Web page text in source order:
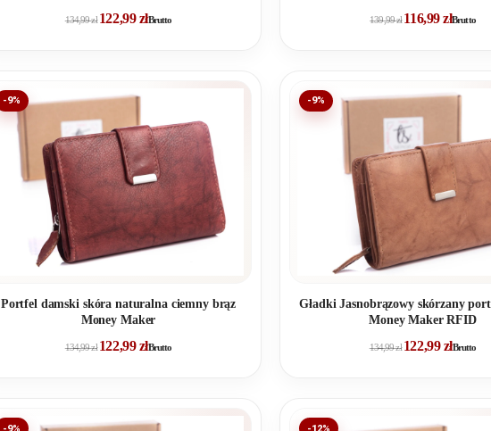
134,99zł 122,99złBrutto 139,99zł 116,99złBrutto
-9%
Portfel damski skóra naturalna ciemny brąz
Money Maker
134,99zł 122,99złBrutto
-9%
Gładki Jasnobrązowy skórzany
Money Maker RFID
134,99zł 122,99złBrutto
-9% -12%